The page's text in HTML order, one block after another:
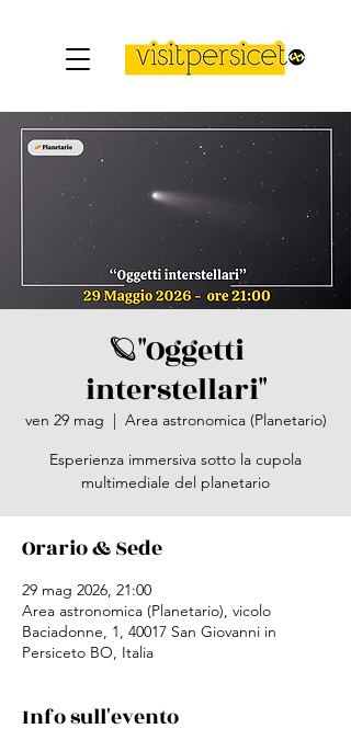
🪐"Oggetti
interstellari"
ven 29 mag
  |
Area astronomica (Planetario)
Esperienza immersiva sotto la cupola
multimediale del planetario
Orario & Sede
29 mag 2026, 21:00
Area astronomica (Planetario), vicolo
Baciadonne, 1, 40017 San Giovanni in
Persiceto BO, Italia
Info sull'evento